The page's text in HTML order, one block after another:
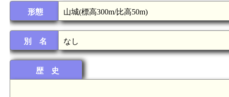
形態 山城(標高300m/比高50m)
別 名 なし
歴 史